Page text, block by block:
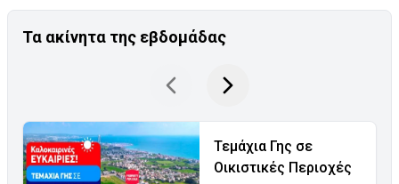
Τα ακίνητα της εβδομάδας
Τεμάχια Γης σε
Οικιστικές Περιοχές